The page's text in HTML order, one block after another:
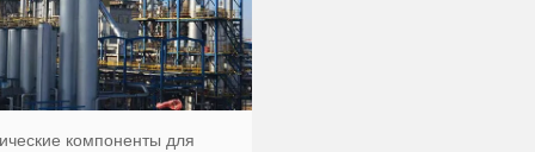
компоненты для